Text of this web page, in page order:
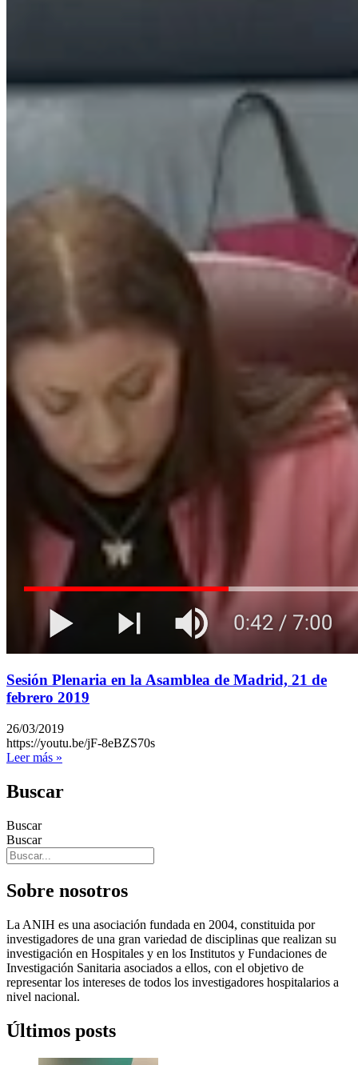
Sesión Plenaria en la Asamblea de Madrid, 21 de
febrero 2019
26/03/2019
https://youtu.be/jF-8eBZS70s
Leer más »
Buscar
Buscar
Buscar
Sobre nosotros
La ANIH es una asociación fundada en 2004, constituida por
investigadores de una gran variedad de disciplinas que realizan su
investigación en Hospitales y en los Institutos y Fundaciones de
Investigación Sanitaria asociados a ellos, con el objetivo de
representar los intereses de todos los investigadores hospitalarios a
nivel nacional.
Últimos posts